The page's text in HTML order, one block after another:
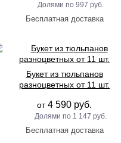
997 руб.
Букет из тюльпанов
разноцветных от 11 шт.
от4 590 руб.
1 147 руб.